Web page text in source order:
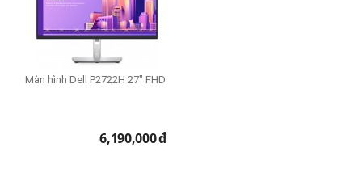
Màn hình Dell P2722H 27" FHD
6,190,000đ